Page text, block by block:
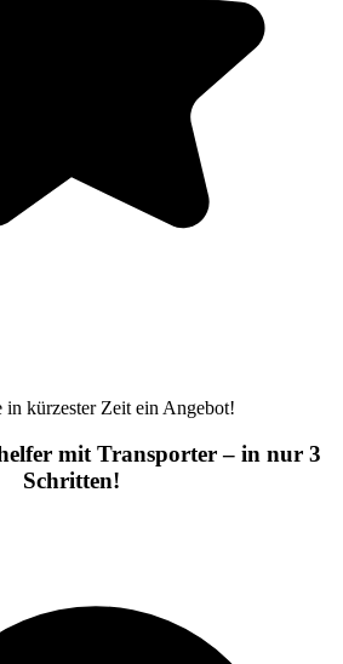
in kürzester Zeit ein Angebot!
mit Transporter – in nur 3
Schritten!